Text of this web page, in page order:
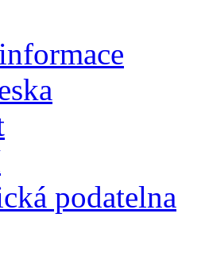
podatelna